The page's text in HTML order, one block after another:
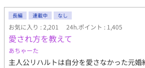
の隣で過ごしなさい」 「君が自由でいられ
てもいい」 ジゼルを手に入れようと奔走す
謎の感染症。前世の医学知識と治癒魔法を
の医療と己の運命を変えていく。 【第二部
件を解決し、第一皇子カイラスとの婚約も
ネリア家の名誉も回復し、ようやく平穏
長編 連載中 なし
お気に入り : 2,201 24h.ポイント : 1,405
愛され方を教えて
あちゃーた
主人公リハルトは自分を愛さなかった元